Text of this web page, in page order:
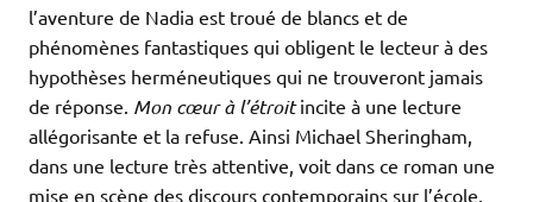
l’aventure de Nadia est troué de blancs et de
phénomènes fantastiques qui obligent le lecteur à des
hypothèses herméneutiques qui ne trouveront jamais
de réponse. Mon cœur à l’étroitincite à une lecture
allégorisante et la refuse. Ainsi Michael Sheringham,
dans une lecture très attentive, voit dans ce roman une
mise en scène des discours contemporains sur l’école.